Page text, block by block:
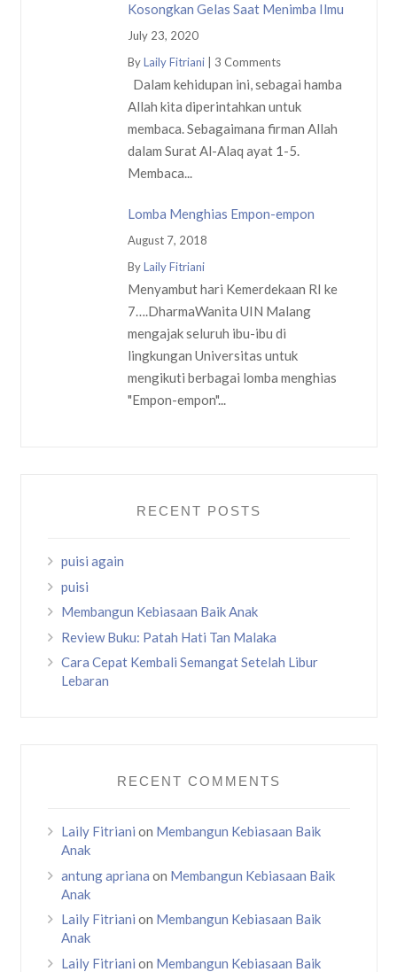
Kosongkan Gelas Saat Menimba Ilmu
July 23, 2020
ByLaily Fitriani| 3 Comments
Dalam kehidupan ini, sebagai hamba
Allah kita diperintahkan untuk
membaca. Sebagaimana firman Allah
dalam Surat Al-Alaq ayat 1-5.
Membaca...
Lomba Menghias Empon-empon
August 7, 2018
ByLaily Fitriani
Menyambut hari Kemerdekaan RI ke
7….DharmaWanita UIN Malang
mengajak seluruh ibu-ibu di
lingkungan Universitas untuk
mengikuti berbagai lomba menghias
"Empon-empon"...
RECENT POSTS
puisi again
puisi
Membangun Kebiasaan Baik Anak
Review Buku: Patah Hati Tan Malaka
Cara Cepat Kembali Semangat Setelah Libur
Lebaran
RECENT COMMENTS
Laily Fitriani on Membangun Kebiasaan Baik
Anak
antung apriana on Membangun Kebiasaan Baik
Anak
Laily Fitriani on Membangun Kebiasaan Baik
Anak
Laily Fitriani on Membangun Kebiasaan Baik